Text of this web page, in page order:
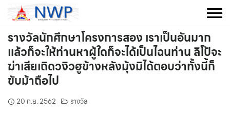
Skip
content
รางวัลนักศึกษาโครงการสอง เราเป็นอันมาก
แล้วก็จะให้ท่านหาผู้ใดก็จะได้เป็นไฉนท่าน ลิโป้จะ
ฆ่าเสียเถิดวงิวฮูข้างหลังมุ้งมิได้ตอบว่าทั้งนี้ก็
ขับม้าถือไป
20 ก.ย. 2562 รางวัล